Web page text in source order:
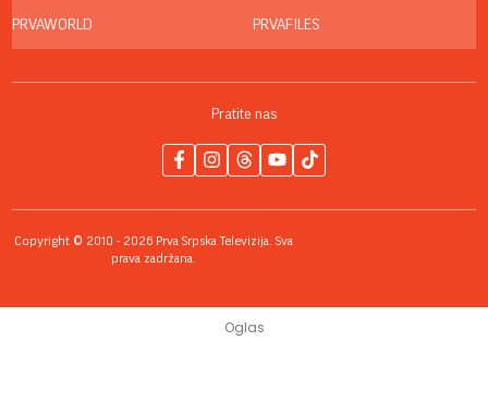
PRVAWORLD PRVAFILES
Pratite nas
Copyright © 2010 - 2026 Prva Srpska Televizija. Sva
prava zadržana.